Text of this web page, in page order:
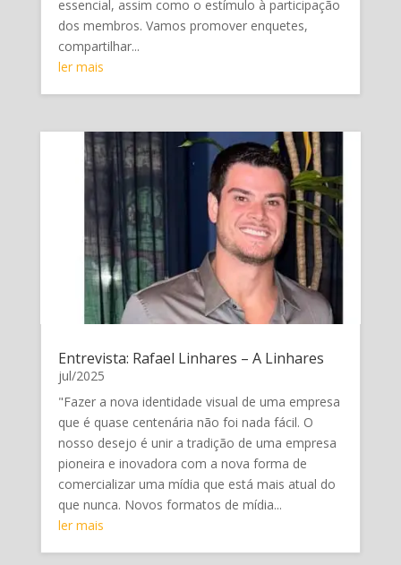
essencial, assim como o estímulo à participação
dos membros. Vamos promover enquetes,
compartilhar...
ler mais
Entrevista: Rafael Linhares – A Linhares
jul/2025
"Fazer a nova identidade visual de uma empresa
que é quase centenária não foi nada fácil. O
nosso desejo é unir a tradição de uma empresa
pioneira e inovadora com a nova forma de
comercializar uma mídia que está mais atual do
que nunca. Novos formatos de mídia...
ler mais